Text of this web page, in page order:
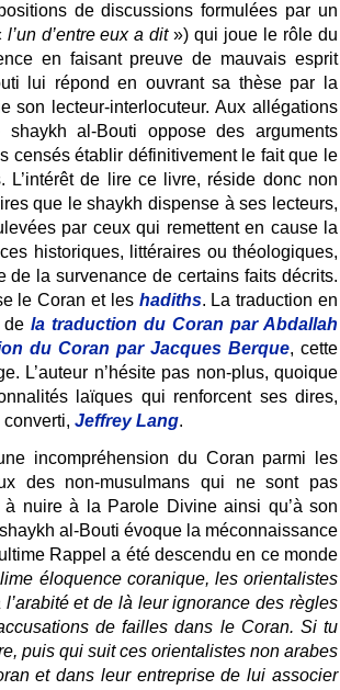
de discussions formulées par un
l’un d’entre eux a dit») qui joue le rôle du
en faisant preuve de mauvais esprit
lui répond en ouvrant sa thèse par la
son lecteur-interlocuteur. Aux allégations
al-Bouti oppose des arguments
censés établir définitivement le fait que le
L’intérêt de lire ce livre, réside donc non
que le shaykh dispense à ses lecteurs,
par ceux qui remettent en cause la
historiques, littéraires ou théologiques,
de la survenance de certains faits décrits.
le Coran et les hadiths. La traduction en
dela traduction du Coran par Abdallah
du Coran par Jacques Berque, cette
L’auteur n’hésite pas non-plus, quoique
laïques qui renforcent ses dires,
Jeffrey Lang.
incompréhension du Coran parmi les
des non-musulmans qui ne sont pas
nuire à la Parole Divine ainsi qu’à son
al-Bouti évoque la méconnaissance
Rappel a été descendu en ce monde
éloquence coranique, les orientalistes
et de là leur ignorance des règles
de failles dans le Coran. Si tu
puis qui suit ces orientalistes non arabes
et dans leur entreprise de lui associer